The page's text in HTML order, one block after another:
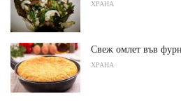
ХРАНА
Свеж омлет във
ХРАНА